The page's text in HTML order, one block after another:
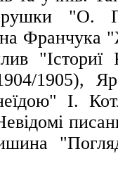
"О.
"Істориї
1905),
І.